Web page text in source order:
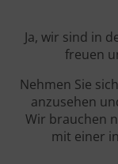
Ja, wir sind in
freuen
Nehmen Sie
anzusehen
Wir brauchen
mit einer